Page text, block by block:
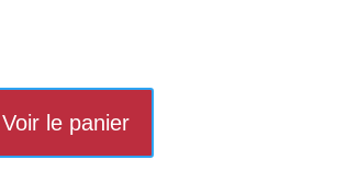
Voir le panier